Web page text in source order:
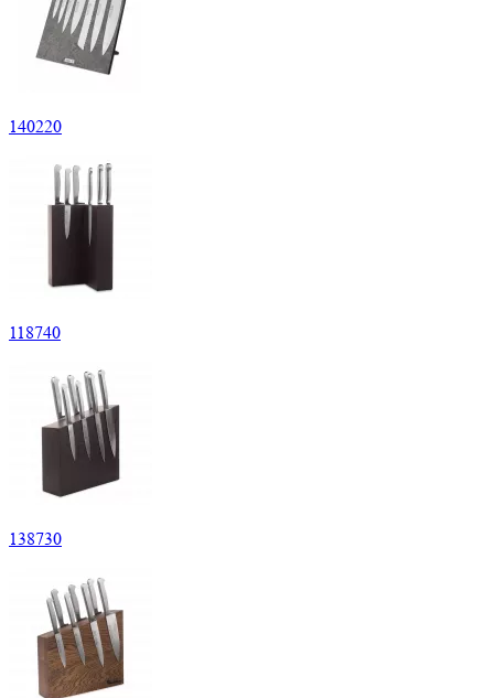
140220
118740
138730